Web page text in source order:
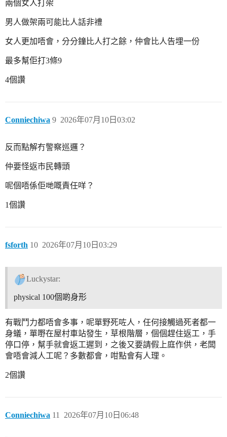
兩個女人打架
男人做架兩可能比人話非禮
女人更加唔會，分分鐘比人打之餘，仲會比人告埋一份
最多幫佢打3條9
4個讚
Conniechiwa 2026年07月10日03:02
9
反而點解冇警察巡邏？
仲要怪返市民轉頭
呢個唔係佢哋嘅責任咩？
1個讚
fsforth 2026年07月10日03:29
10
Luckystar:
physical 100個啲身形
有戰鬥力都唔會多事，呢單野死咗人，任何接觸過死者都一
身蟻，單嘢在屋村車站發生，草根階層，個個趕住返工，手
停口停，幫手就會返工遲到，之後又要請假上庭作供，老闆
會唔會減人工呢？多數都會，咁點會有人理。
2個讚
Conniechiwa 2026年07月10日06:48
11